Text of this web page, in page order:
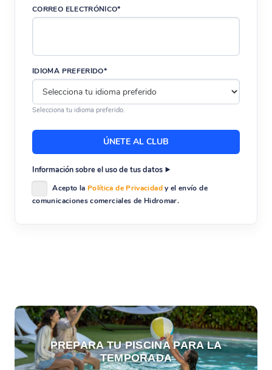
CORREO ELECTRÓNICO*
IDIOMA PREFERIDO*
Selecciona tu idioma preferido.
Información sobre el uso de tus datos
Acepto la Política de Privacidady el envío de
comunicaciones comerciales de Hidromar.
PREPARA TU PISCINA PARA LA
TEMPORADA